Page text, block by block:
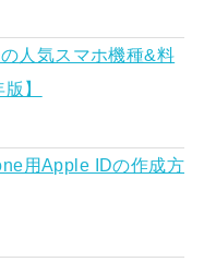
人気スマホ機種&料
】
用Apple IDの作成方